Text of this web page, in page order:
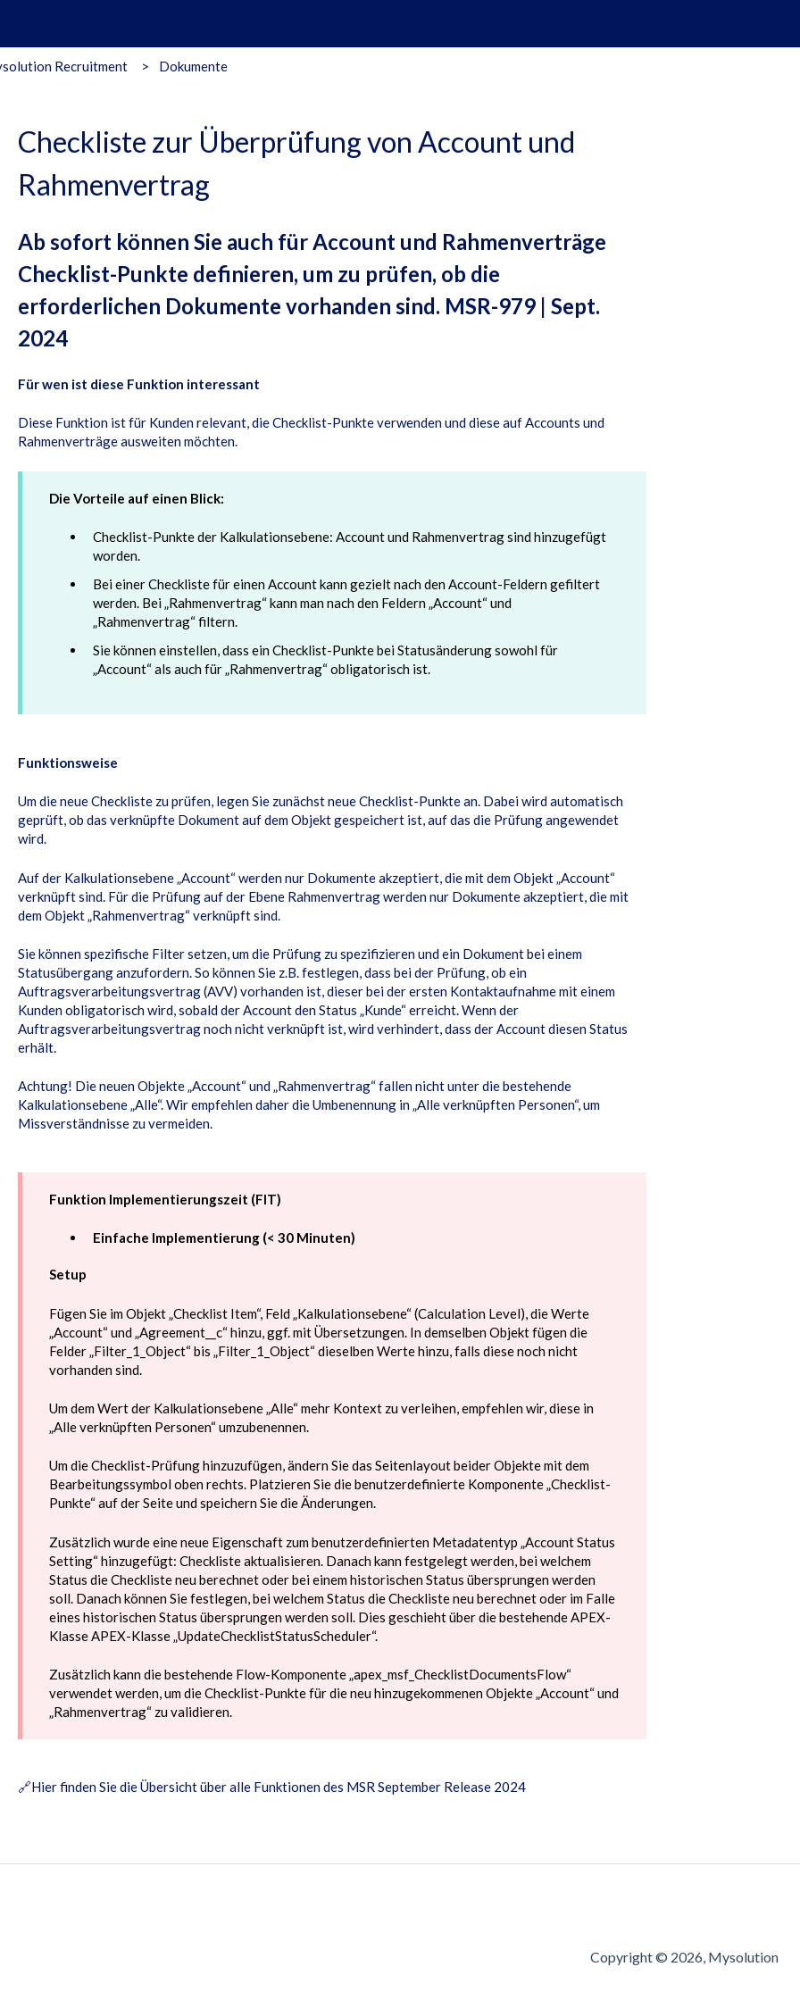
Recruitment Dokumente
Checkliste zur Überprüfung von Account und
Rahmenvertrag
Ab sofort können Sie auch für Account und Rahmenverträge
Checklist-Punkte definieren, um zu prüfen, ob die
erforderlichen Dokumente vorhanden sind. MSR-979 | Sept.
2024
Für wen ist diese Funktion interessant
Diese Funktion ist für Kunden relevant, die Checklist-Punkte verwenden und diese auf Accounts und
Rahmenverträge ausweiten möchten.
Die Vorteile auf einen Blick:
Checklist-Punkte der Kalkulationsebene: Account und Rahmenvertrag sind hinzugefügt
worden.
Bei einer Checkliste für einen Account kann gezielt nach den Account-Feldern gefiltert
werden. Bei „Rahmenvertrag“ kann man nach den Feldern „Account“ und
„Rahmenvertrag“ filtern.
Sie können einstellen, dass ein Checklist-Punkte bei Statusänderung sowohl für
„Account“ als auch für „Rahmenvertrag“ obligatorisch ist.
Funktionsweise
Um die neue Checkliste zu prüfen, legen Sie zunächst neue Checklist-Punkte an. Dabei wird automatisch
geprüft, ob das verknüpfte Dokument auf dem Objekt gespeichert ist, auf das die Prüfung angewendet
wird.
Auf der Kalkulationsebene „Account“ werden nur Dokumente akzeptiert, die mit dem Objekt „Account“
verknüpft sind. Für die Prüfung auf der Ebene Rahmenvertrag werden nur Dokumente akzeptiert, die mit
dem Objekt „Rahmenvertrag“ verknüpft sind.
Sie können spezifische Filter setzen, um die Prüfung zu spezifizieren und ein Dokument bei einem
Statusübergang anzufordern. So können Sie z.B. festlegen, dass bei der Prüfung, ob ein
Auftragsverarbeitungsvertrag (AVV) vorhanden ist, dieser bei der ersten Kontaktaufnahme mit einem
Kunden obligatorisch wird, sobald der Account den Status „Kunde“ erreicht. Wenn der
Auftragsverarbeitungsvertrag noch nicht verknüpft ist, wird verhindert, dass der Account diesen Status
erhält.
Achtung! Die neuen Objekte „Account“ und „Rahmenvertrag“ fallen nicht unter die bestehende
Kalkulationsebene „Alle“. Wir empfehlen daher die Umbenennung in „Alle verknüpften Personen“, um
Missverständnisse zu vermeiden.
Funktion Implementierungszeit (FIT)
Einfache Implementierung (< 30 Minuten)
Setup
Fügen Sie im Objekt „Checklist Item“, Feld „Kalkulationsebene“ (Calculation Level), die Werte
„Account“ und „Agreement__c“ hinzu, ggf. mit Übersetzungen. In demselben Objekt fügen die
Felder „Filter_1_Object“ bis „Filter_1_Object“ dieselben Werte hinzu, falls diese noch nicht
vorhanden sind.
Um dem Wert der Kalkulationsebene „Alle“ mehr Kontext zu verleihen, empfehlen wir, diese in
„Alle verknüpften Personen“ umzubenennen.
Um die Checklist-Prüfung hinzuzufügen, ändern Sie das Seitenlayout beider Objekte mit dem
Bearbeitungssymbol oben rechts. Platzieren Sie die benutzerdefinierte Komponente „Checklist-
Punkte“ auf der Seite und speichern Sie die Änderungen.
Zusätzlich wurde eine neue Eigenschaft zum benutzerdefinierten Metadatentyp „Account Status
Setting“ hinzugefügt: Checkliste aktualisieren. Danach kann festgelegt werden, bei welchem
Status die Checkliste neu berechnet oder bei einem historischen Status übersprungen werden
soll. Danach können Sie festlegen, bei welchem Status die Checkliste neu berechnet oder im Falle
eines historischen Status übersprungen werden soll. Dies geschieht über die bestehende APEX-
Klasse APEX-Klasse „UpdateChecklistStatusScheduler“.
Zusätzlich kann die bestehende Flow-Komponente „apex_msf_ChecklistDocumentsFlow“
verwendet werden, um die Checklist-Punkte für die neu hinzugekommenen Objekte „Account“ und
„Rahmenvertrag“ zu validieren.
🔗Hier finden Sie die Übersicht über alle Funktionen des MSR September Release 2024
Copyright © 2026, Mysolution